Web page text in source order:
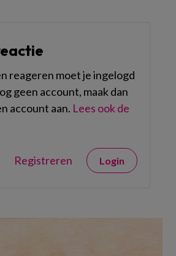
reageren moet je ingelogd
geen account, maak dan
account aan. Lees ook de
Registreren Login